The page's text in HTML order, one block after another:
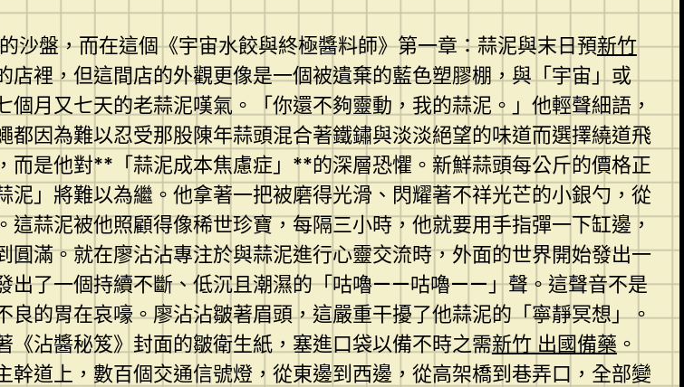
沙盤，而在這個《宇宙水餃與終極醬料師》第一章：蒜泥與末日預新竹
裡，但這間店的外觀更像是一個被遺棄的藍色塑膠棚，與「宇宙」或
月又七天的老蒜泥嘆氣。「你還不夠靈動，我的蒜泥。」他輕聲細語，
因為難以忍受那股陳年蒜頭混合著鐵鏽與淡淡絕望的味道而選擇繞道飛
是他對**「蒜泥成本焦慮症」**的深層恐懼。新鮮蒜頭每公斤的價格正
」將難以為繼。他拿著一把被磨得光滑、閃耀著不祥光芒的小銀勺，從
蒜泥被他照顧得像稀世珍寶，每隔三小時，他就要用手指彈一下缸邊，
滿。就在廖沾沾專注於與蒜泥進行心靈交流時，外面的世界開始發出一
出了一個持續不斷、低沉且潮濕的「咕嚕——咕嚕——」聲。這聲音不是
的胃在哀嚎。廖沾沾皺著眉頭，這嚴重干擾了他蒜泥的「寧靜冥想」。
沾醬秘笈》封面的皺衛生紙，塞進口袋以備不時之需新竹 出國備藥。
道上，數百個交通信號燈，從東邊到西邊，從高架橋到巷弄口，全部變